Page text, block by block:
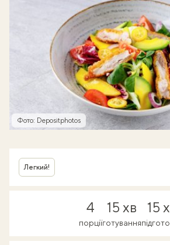
Фото: Depositphotos
Легкий!
4
порції
15 хв
готування
15